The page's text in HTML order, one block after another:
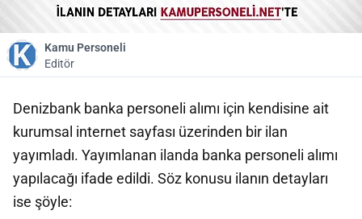
Kamu Personeli
Editör
Denizbank banka personeli alımı için kendisine ait
kurumsal internet sayfası üzerinden bir ilan
yayımladı. Yayımlanan ilanda banka personeli alımı
yapılacağı ifade edildi. Söz konusu ilanın detayları
ise şöyle: